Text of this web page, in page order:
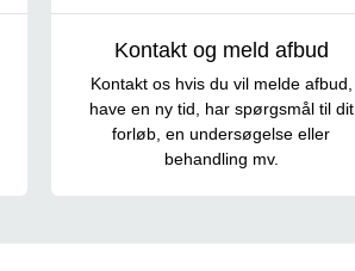
Kontakt og meld afbud
Kontakt os hvis du vil melde afbud,
have en ny tid, har spørgsmål til dit
forløb, en undersøgelse eller
behandling mv.